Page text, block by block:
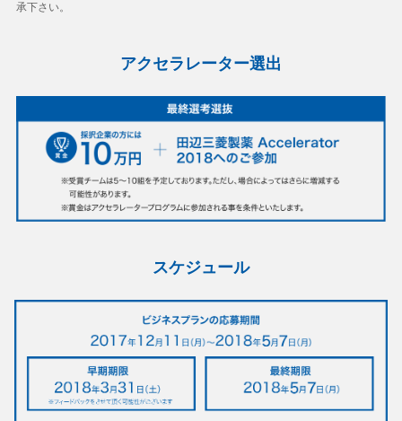
承下さい。
アクセラレーター選出
スケジュール